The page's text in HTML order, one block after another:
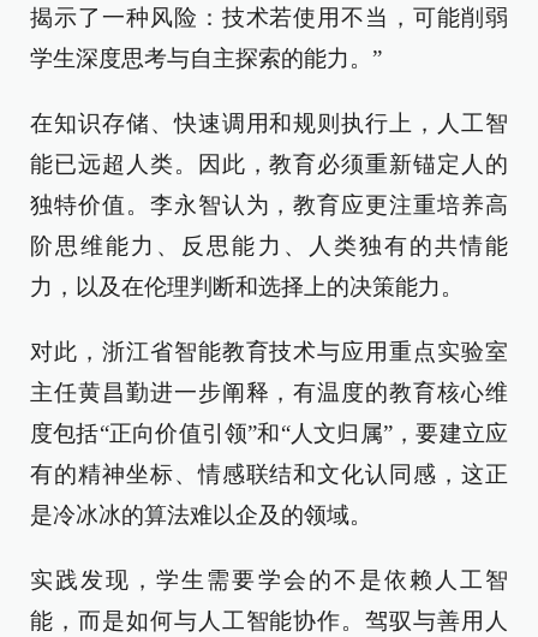
揭示了一种风险：技术若使用不当，可能削弱
学生深度思考与自主探索的能力。”
在知识存储、快速调用和规则执行上，人工智
能已远超人类。因此，教育必须重新锚定人的
独特价值。李永智认为，教育应更注重培养高
阶思维能力、反思能力、人类独有的共情能
力，以及在伦理判断和选择上的决策能力。
对此，浙江省智能教育技术与应用重点实验室
主任黄昌勤进一步阐释，有温度的教育核心维
度包括“正向价值引领”和“人文归属”，要建立应
有的精神坐标、情感联结和文化认同感，这正
是冷冰冰的算法难以企及的领域。
实践发现，学生需要学会的不是依赖人工智
能，而是如何与人工智能协作。驾驭与善用人